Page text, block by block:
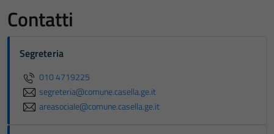
Contatti
Segreteria
010 4719225
segreteria@comune.casella.ge.it
areasociale@comune.casella.ge.it